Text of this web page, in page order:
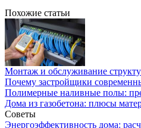
Похожие статьи
Монтаж и обслуживание
Почему застройщики
Полимерные наливные полы:
Дома из газобетона: плюсы
Советы
Энергоэффективность дома: